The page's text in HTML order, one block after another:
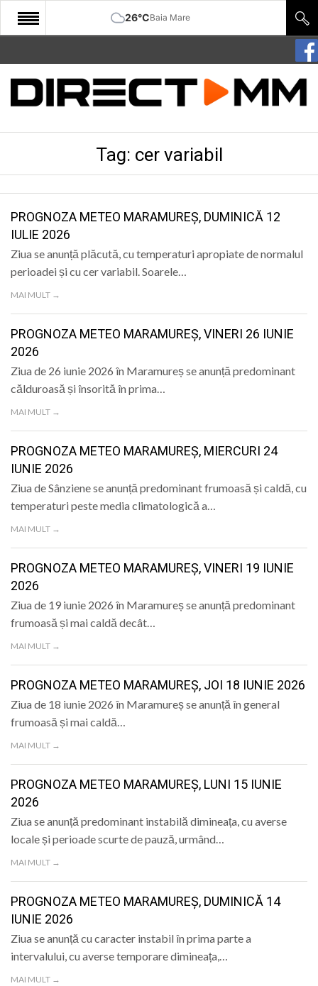
26°CBaia Mare
START
COMUNITATE
SANATATE
SPORT
SPECIAL
POLITIC
LIFE
Tag: cer variabil
PROGNOZA METEO MARAMUREȘ, DUMINICĂ 12
IULIE 2026
Ziua se anunță plăcută, cu temperaturi apropiate de normalul
perioadei și cu cer variabil. Soarele…
MAI MULT →
PROGNOZA METEO MARAMUREȘ, VINERI 26 IUNIE
2026
Ziua de 26 iunie 2026 în Maramureș se anunță predominant
călduroasă și însorită în prima…
MAI MULT →
PROGNOZA METEO MARAMUREȘ, MIERCURI 24
IUNIE 2026
Ziua de Sânziene se anunță predominant frumoasă și caldă, cu
temperaturi peste media climatologică a…
MAI MULT →
PROGNOZA METEO MARAMUREȘ, VINERI 19 IUNIE
2026
Ziua de 19 iunie 2026 în Maramureș se anunță predominant
frumoasă și mai caldă decât…
MAI MULT →
PROGNOZA METEO MARAMUREȘ, JOI 18 IUNIE 2026
Ziua de 18 iunie 2026 în Maramureș se anunță în general
frumoasă și mai caldă…
MAI MULT →
PROGNOZA METEO MARAMUREȘ, LUNI 15 IUNIE
2026
Ziua se anunță predominant instabilă dimineața, cu averse
locale și perioade scurte de pauză, urmând…
MAI MULT →
PROGNOZA METEO MARAMUREȘ, DUMINICĂ 14
IUNIE 2026
Ziua se anunță cu caracter instabil în prima parte a
intervalului, cu averse temporare dimineața,…
MAI MULT →